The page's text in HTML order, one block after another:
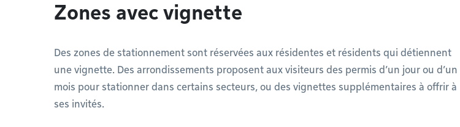
Zones avec vignette
Des zones de stationnement sont réservées aux résidentes et résidents qui détiennent
une vignette. Des arrondissements proposent aux visiteurs des permis d’un jour ou d’un
mois pour stationner dans certains secteurs, ou des vignettes supplémentaires à offrir à
ses invités.